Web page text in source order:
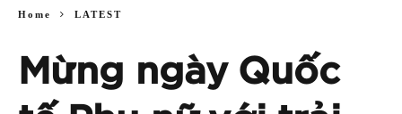
Home LATEST
Mừng ngày Quốc